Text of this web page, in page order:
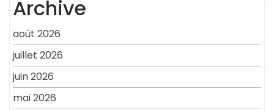
Archive
août 2026
juillet 2026
juin 2026
mai 2026